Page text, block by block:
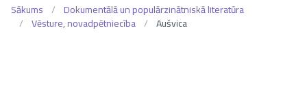
Sākums / Dokumentālā un populārzinātniskā literatūra
/ Vēsture, novadpētniecība / Aušvica